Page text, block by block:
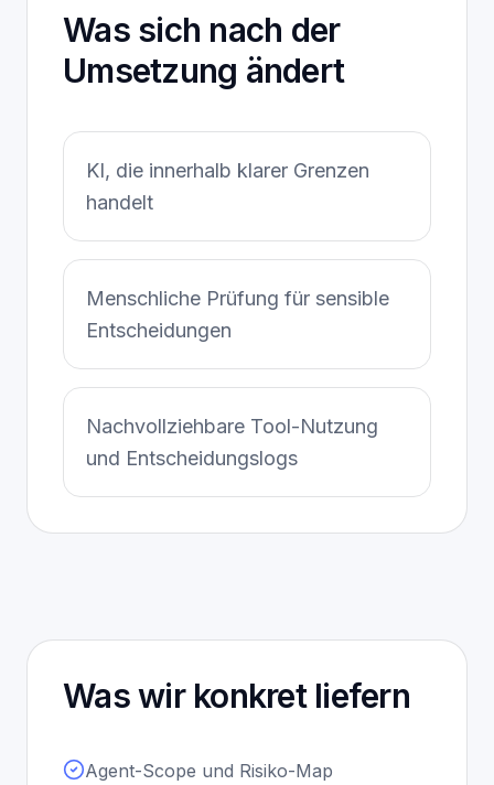
Was sich nach der
Umsetzung ändert
KI, die innerhalb klarer Grenzen
handelt
Menschliche Prüfung für sensible
Entscheidungen
Nachvollziehbare Tool-Nutzung
und Entscheidungslogs
Was wir konkret liefern
Agent-Scope und Risiko-Map